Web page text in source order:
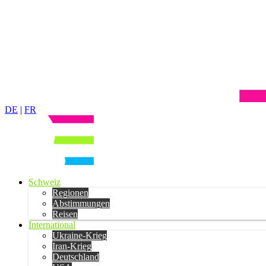
DE | FR
Schweiz
Regionen
Abstimmungen
Reisen
International
Ukraine-Krieg
Iran-Krieg
Deutschland